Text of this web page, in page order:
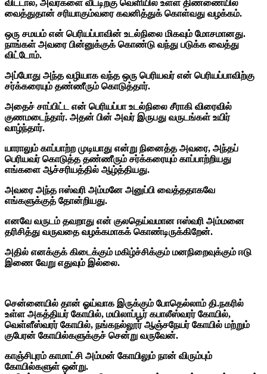
விட்டால், அவர்களை வீட்டிற்கு வெளியில் உள்ள திண்ணையில்
வைத்துதான் சரியாகும்வரை கவனித்துக் கொள்வது வழக்கம்.
ஒரு சமயம் என் பெரியப்பாவின் உடல்நிலை மிகவும் மோசமானது.
நாங்கள் அவரை பின்னுக்குக் கொண்டு வந்து படுக்க வைத்து
விட்டோம்.
அப்போது அந்த வழியாக வந்த ஒரு பெரியவர் என் பெரியப்பாவிற்கு
சர்க்கரையும் தண்ணீரும் கொடுத்தார்.
அதைச் சாப்பிட்ட என் பெரியப்பா உடல்நிலை சீராகி விரைவில்
குணமடைந்தார். அதன் பின் அவர் இருபது வருடங்கள் உயிர்
வாழ்ந்தார்.
யாராலும் காப்பாற்ற முடியாது என்று நினைத்த அவரை, அந்தப்
பெரியவர் கொடுத்த தண்ணீரும் சர்க்கரையும் காப்பாற்றியது
எங்களை ஆச்சரியத்தில் ஆழ்த்தியது.
அவரை அந்த ஈஸ்வரி அம்மனே அனுப்பி வைத்ததாகவே
எங்களுக்குத் தோன்றியது.
எனவே வருடம் தவறாது என் குலதெய்வமான ஈஸ்வரி அம்மனை
தரிசித்து வருவதை வழக்கமாகக் கொண்டிருக்கிறேன்.
அதில் எனக்குக் கிடைக்கும் மகிழ்ச்சிக்கும் மனநிறைவுக்கும் ஈடு
இணை வேறு எதுவும் இல்லை.
சென்னையில் தான் ஓய்வாக இருக்கும் போதெல்லாம் தி.நகரில்
உள்ள அகத்தியர் கோயில், மயிலாப்பூர் கபாலீஸ்வரர் கோயில்,
வெள்ளீஸ்வரர் கோயில், நங்கநல்லூர் ஆஞ்சநேயர் கோயில் மற்றும்
குபேரன் கோயில்களுக்குச் சென்று வருவேன்.
காஞ்சிபுரம் காமாட்சி அம்மன் கோயிலும் நான் விரும்பும்
கோயில்களுள் ஒன்று.